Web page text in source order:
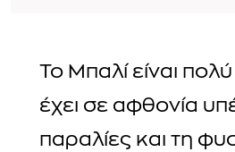
Το Μπαλί είναι
έχει σε αφθονία
παραλίες και τη